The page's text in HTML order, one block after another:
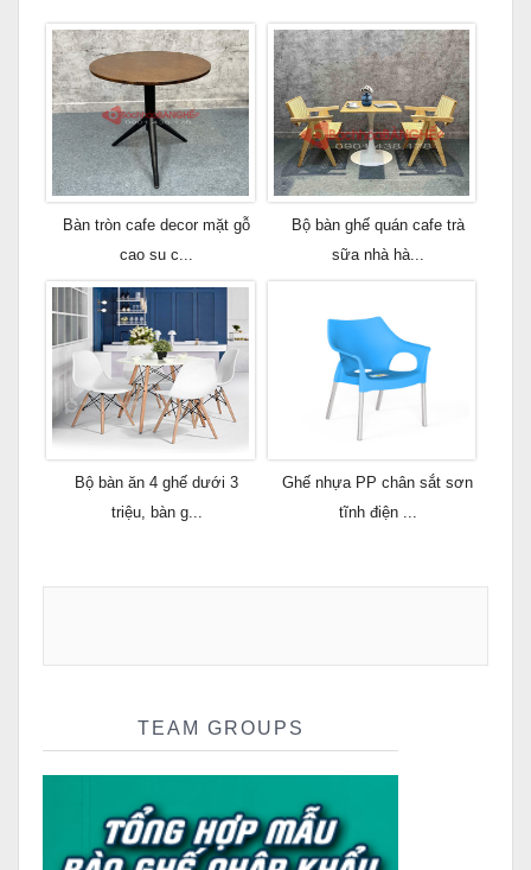
Bàn tròn cafe decor mặt gỗ
cao su c...
Bộ bàn ghế quán cafe trà
sữa nhà hà...
Bộ bàn ăn 4 ghế dưới 3
triệu, bàn g...
Ghế nhựa PP chân sắt sơn
tĩnh điện ...
TEAM GROUPS